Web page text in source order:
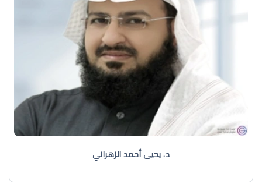
د. يحيى أحمد الزهراني